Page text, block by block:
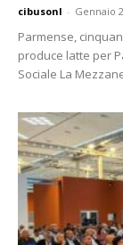
cibusonl - Gennaio
Parmense,
produce latte per
Sociale La